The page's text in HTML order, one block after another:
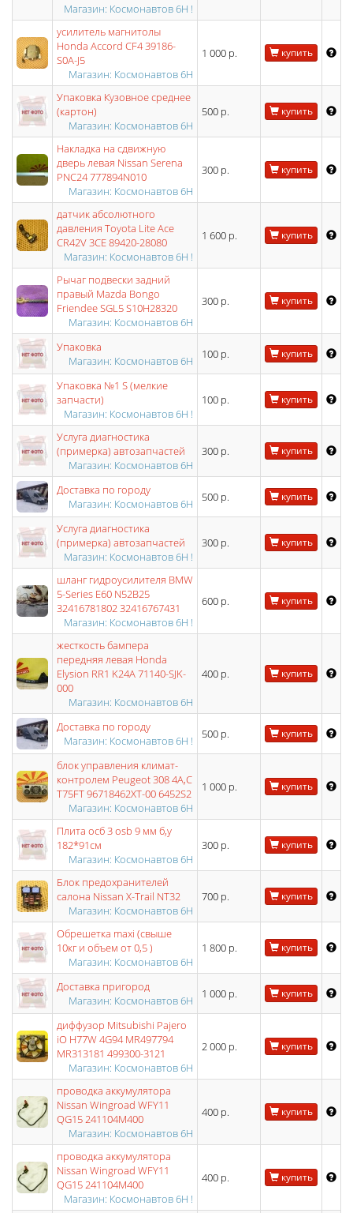
Магазин: Космонавтов 6Н !
усилитель магнитолы
Honda Accord CF4 39186-
S0A-J5
Магазин: Космонавтов 6Н
1 000 р. купить
Упаковка Кузовное среднее
(картон)
Магазин: Космонавтов 6Н
500 р. купить
Накладка на сдвижную
дверь левая Nissan Serena
PNC24 777894N010
Магазин: Космонавтов 6Н
300 р. купить
датчик абсолютного
давления Toyota Lite Ace
CR42V 3CE 89420-28080
Магазин: Космонавтов 6Н !
1 600 р. купить
Рычаг подвески задний
правый Mazda Bongo
Friendee SGL5 S10H28320
Магазин: Космонавтов 6Н
300 р. купить
Упаковка
Магазин: Космонавтов 6Н
100 р. купить
Упаковка №1 S (мелкие
запчасти)
Магазин: Космонавтов 6Н !
100 р. купить
Услуга диагностика
(примерка) автозапчастей
Магазин: Космонавтов 6Н
300 р. купить
Доставка по городу
Магазин: Космонавтов 6Н
500 р. купить
Услуга диагностика
(примерка) автозапчастей
Магазин: Космонавтов 6Н !
300 р. купить
шланг гидроусилителя BMW
5-Series E60 N52B25
32416781802 32416767431
Магазин: Космонавтов 6Н !
600 р. купить
жесткость бампера
передняя левая Honda
Elysion RR1 K24A 71140-SJK-
000
Магазин: Космонавтов 6Н
400 р. купить
Доставка по городу
Магазин: Космонавтов 6Н !
500 р. купить
блок управления климат-
контролем Peugeot 308 4A,C
T75FT 96718462XT-00 6452S2
Магазин: Космонавтов 6Н
1 000 р. купить
Плита осб 3 osb 9 мм б,у
182*91см
Магазин: Космонавтов 6Н
300 р. купить
Блок предохранителей
салона Nissan X-Trail NT32
Магазин: Космонавтов 6Н
700 р. купить
Обрешетка maxi (свыше
10кг и объем от 0,5 )
Магазин: Космонавтов 6Н
1 800 р. купить
Доставка пригород
Магазин: Космонавтов 6Н
1 000 р. купить
диффузор Mitsubishi Pajero
iO H77W 4G94 MR497794
MR313181 499300-3121
Магазин: Космонавтов 6Н
2 000 р. купить
проводка аккумулятора
Nissan Wingroad WFY11
QG15 241104M400
Магазин: Космонавтов 6Н
400 р. купить
проводка аккумулятора
Nissan Wingroad WFY11
QG15 241104M400
Магазин: Космонавтов 6Н !
400 р. купить